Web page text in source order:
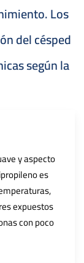
Los
del césped
según la
y aspecto
es
expuestos
con poco